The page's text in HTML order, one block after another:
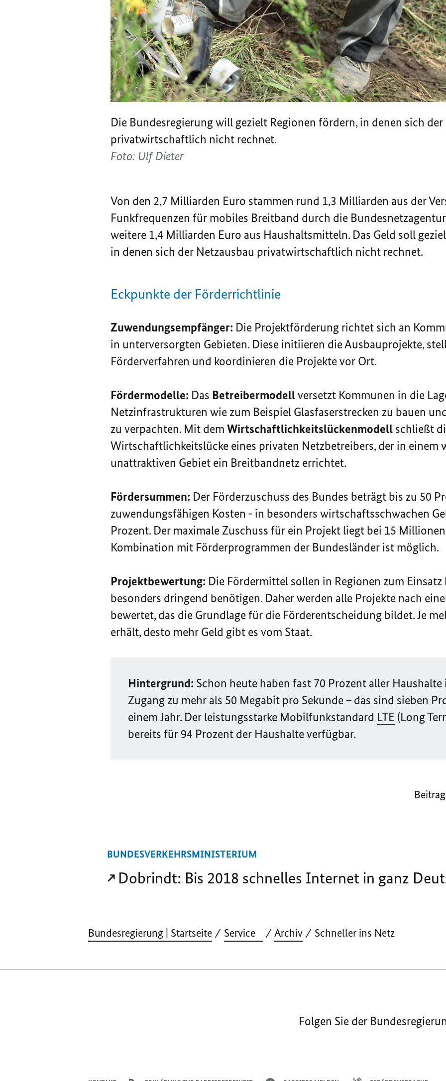
Die Bundesregierung will gezielt Regionen fördern, in denen sich
privatwirtschaftlich nicht rechnet.
Foto: Ulf Dieter
Von den 2,7 Milliarden Euro stammen rund 1,3 Milliarden aus der
Funkfrequenzen für mobiles Breitband durch die
weitere 1,4 Milliarden Euro aus Haushaltsmitteln. Das Geld soll
in denen sich der Netzausbau privatwirtschaftlich nicht rechnet.
Eckpunkte der Förderrichtlinie
Zuwendungsempfänger: Die Projektförderung richtet sich an
in unterversorgten Gebieten. Diese initiieren die Ausbauprojekte,
Förderverfahren und koordinieren die Projekte vor Ort.
Fördermodelle: Das Betreibermodellversetzt Kommunen in die
Netzinfrastrukturen wie zum Beispiel Glasfaserstrecken zu bauen
zu verpachten. Mit dem Wirtschaftlichkeitslückenmodell schließt
Wirtschaftlichkeitslücke eines privaten Netzbetreibers, der in einem
unattraktiven Gebiet ein Breitbandnetz errichtet.
Fördersummen: Der Förderzuschuss des Bundes beträgt bis zu 50
zuwendungsfähigen Kosten - in besonders wirtschaftsschwachen
Prozent. Der maximale Zuschuss für ein Projekt liegt bei 15
Kombination mit Förderprogrammen der Bundesländer ist möglich.
Projektbewertung: Die Fördermittel sollen in Regionen zum Einsatz
besonders dringend benötigen. Daher werden alle Projekte nach
bewertet, das die Grundlage für die Förderentscheidung bildet. Je
erhält, desto mehr Geld gibt es vom Staat.
Hintergrund: Schon heute haben fast 70 Prozent aller
Zugang zu mehr als 50 Megabit pro Sekunde – das sind sieben
einem Jahr. Der leistungsstarke Mobilfunkstandard LTE (Long
bereits für 94 Prozent der Haushalte verfügbar.
BUNDESVERKEHRSMINISTERIUM
Dobrindt: Bis 2018 schnelles Internet in ganz
Bundesregierung | Startseite Service Archiv Schneller ins Netz
Folgen Sie der